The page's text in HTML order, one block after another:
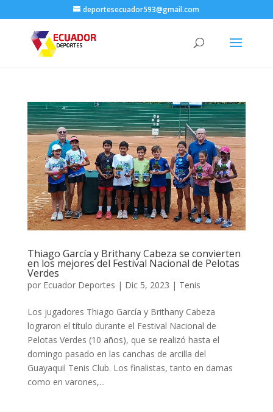
deportesecuador593@gmail.com
Thiago García y Brithany Cabeza se convierten
en los mejores del Festival Nacional de Pelotas
Verdes
por Ecuador Deportes | Dic 5, 2023 | Tenis
Los jugadores Thiago García y Brithany Cabeza
lograron el título durante el Festival Nacional de
Pelotas Verdes (10 años), que se realizó hasta el
domingo pasado en las canchas de arcilla del
Guayaquil Tenis Club. Los finalistas, tanto en damas
como en varones,...